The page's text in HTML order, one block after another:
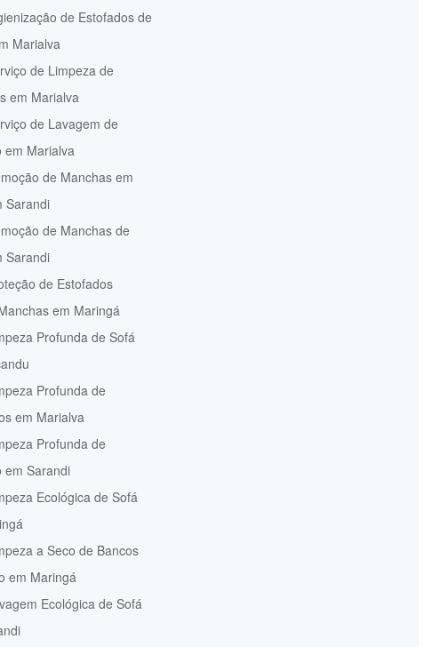
de Estofados de
Marialva
de Limpeza de
em Marialva
de Lavagem de
em Marialva
de Manchas em
Sarandi
de Manchas de
Sarandi
de Estofados
em Maringá
Profunda de Sofá
Profunda de
em Marialva
Profunda de
em Sarandi
Ecológica de Sofá
a Seco de Bancos
em Maringá
Ecológica de Sofá